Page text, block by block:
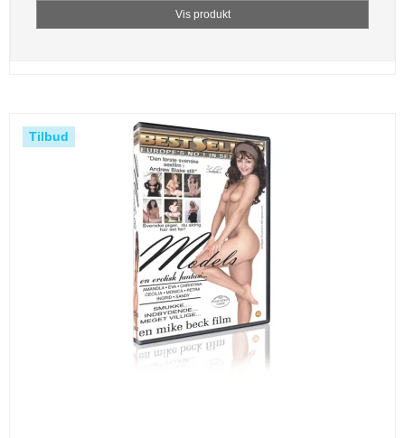
Vis produkt
Tilbud